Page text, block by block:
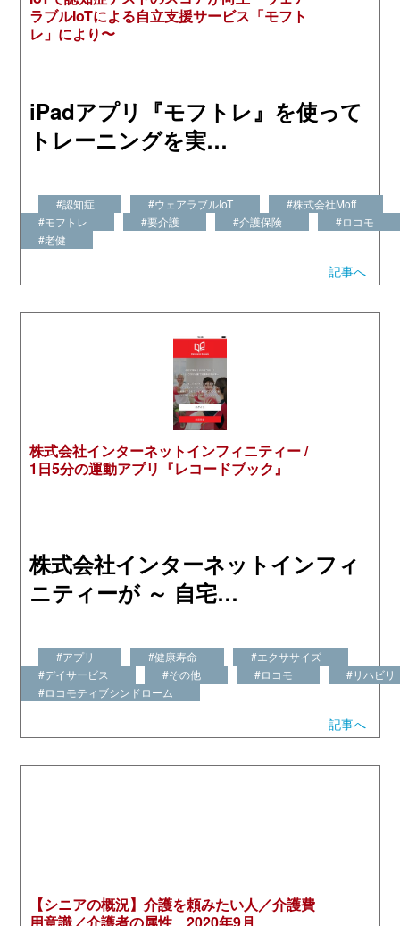
ラブルIoTによる自立支援サービス「モフト
レ」により〜
iPadアプリ『モフトレ』を使って
トレーニングを実…
#認知症 #ウェアラブルIoT
#株式会社Moff
#モフトレ
#要介護 #介護保険
#ロコモ
#老健
記事へ
株式会社インターネットインフィニティー /
1日5分の運動アプリ『レコードブック』
株式会社インターネットインフィ
ニティーが ～ 自宅…
#アプリ #健康寿命
#エクササイズ
#デイサービス
#その他 #ロコモ
#リハビリ
#ロコモティブシンドローム
記事へ
【シニアの概況】介護を頼みたい人／介護費
用意識／介護者の属性 2020年9月